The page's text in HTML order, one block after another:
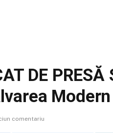
DE
comentariu